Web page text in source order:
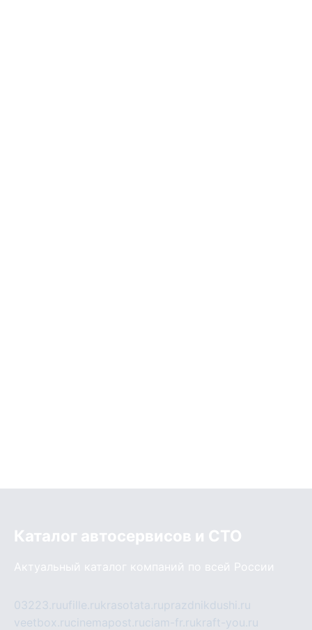
Каталог автосервисов и СТО
Актуальный каталог компаний по всей России
03223.ruufille.rukrasotata.ruprazdnikdushi.ru
veetbox.rucinemapost.ruciam-fr.rukraft-you.ru